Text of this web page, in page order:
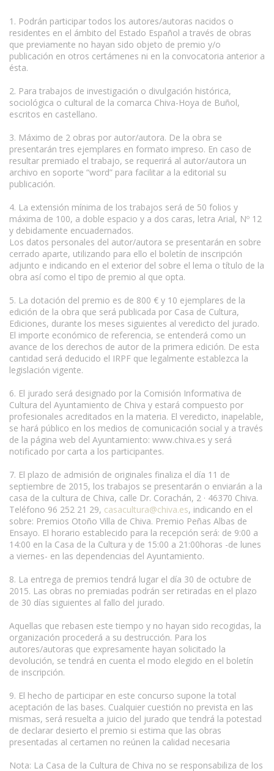
1. Podrán participar todos los autores/autoras nacidos o
residentes en el ámbito del Estado Español a través de obras
que previamente no hayan sido objeto de premio y/o
publicación en otros certámenes ni en la convocatoria anterior a
ésta.
2. Para trabajos de investigación o divulgación histórica,
sociológica o cultural de la comarca Chiva-Hoya de Buñol,
escritos en castellano.
3. Máximo de 2 obras por autor/autora. De la obra se
presentarán tres ejemplares en formato impreso. En caso de
resultar premiado el trabajo, se requerirá al autor/autora un
archivo en soporte “word” para facilitar a la editorial su
publicación.
4. La extensión mínima de los trabajos será de 50 folios y
máxima de 100, a doble espacio y a dos caras, letra Arial, Nº 12
y debidamente encuadernados.
Los datos personales del autor/autora se presentarán en sobre
cerrado aparte, utilizando para ello el boletín de inscripción
adjunto e indicando en el exterior del sobre el lema o título de la
obra así como el tipo de premio al que opta.
5. La dotación del premio es de 800 € y 10 ejemplares de la
edición de la obra que será publicada por Casa de Cultura,
Ediciones, durante los meses siguientes al veredicto del jurado.
El importe económico de referencia, se entenderá como un
avance de los derechos de autor de la primera edición. De esta
cantidad será deducido el IRPF que legalmente establezca la
legislación vigente.
6. El jurado será designado por la Comisión Informativa de
Cultura del Ayuntamiento de Chiva y estará compuesto por
profesionales acreditados en la materia. El veredicto, inapelable,
se hará público en los medios de comunicación social y a través
de la página web del Ayuntamiento: www.chiva.es y será
notificado por carta a los participantes.
7. El plazo de admisión de originales finaliza el día 11 de
septiembre de 2015, los trabajos se presentarán o enviarán a la
casa de la cultura de Chiva, calle Dr. Corachán, 2 · 46370 Chiva.
Teléfono 96 252 21 29, casacultura@chiva.es, indicando en el
sobre: Premios Otoño Villa de Chiva. Premio Peñas Albas de
Ensayo. El horario establecido para la recepción será: de 9:00 a
14:00 en la Casa de la Cultura y de 15:00 a 21:00horas -de lunes
a viernes- en las dependencias del Ayuntamiento.
8. La entrega de premios tendrá lugar el día 30 de octubre de
2015. Las obras no premiadas podrán ser retiradas en el plazo
de 30 días siguientes al fallo del jurado.
Aquellas que rebasen este tiempo y no hayan sido recogidas, la
organización procederá a su destrucción. Para los
autores/autoras que expresamente hayan solicitado la
devolución, se tendrá en cuenta el modo elegido en el boletín
de inscripción.
9. El hecho de participar en este concurso supone la total
aceptación de las bases. Cualquier cuestión no prevista en las
mismas, será resuelta a juicio del jurado que tendrá la potestad
de declarar desierto el premio si estima que las obras
presentadas al certamen no reúnen la calidad necesaria
Nota: La Casa de la Cultura de Chiva no se responsabiliza de los